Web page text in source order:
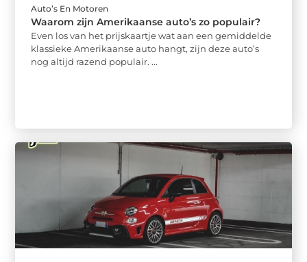
Auto’s En Motoren
Waarom zijn Amerikaanse auto’s zo populair?
Even los van het prijskaartje wat aan een gemiddelde
klassieke Amerikaanse auto hangt, zijn deze auto’s
nog altijd razend populair. ...